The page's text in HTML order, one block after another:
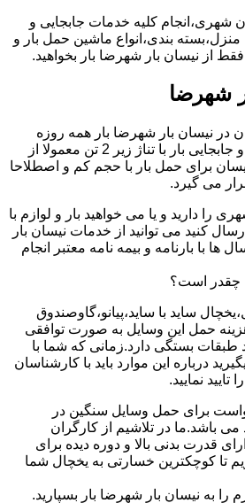
شهری،انجام کلیه خدمات جابجایی و
بندی،انواع ماشین حمل بار و
از نیسان بار شهرضا بار بخواهید.
شهرضا
در نیسان بار شهرضا بار همه روزه
انجام می شود.برای حمل و جابجایی بار با تناژ زیر 2 تن معمولا از
برای حمل بار با حجم کم و اصطلاحا
می گیرد.
را دارید و یا می خواهید بار و لوازم با
کنید می توانید از خدمات نیسان بار
ها با بارنامه و بیمه نامه معتبر انجام
چقدر است؟
ساید با ساید،پیانو،گاوصندوق
حمل این وسایل به صورت توافقی
طبقات بستگی دارد.زمانی که شما با
درباره این موارد باید با کارشناسان
نمایید.
برای حمل وسایل سنگین در
باشد.ما در تلاشیم از کارگران
قدرت بدنی بالا و دوره دیده برای
تا کوچکترین خسارتی به یخچال شما
را به نیسان بار شهرضا بار بسپارید.